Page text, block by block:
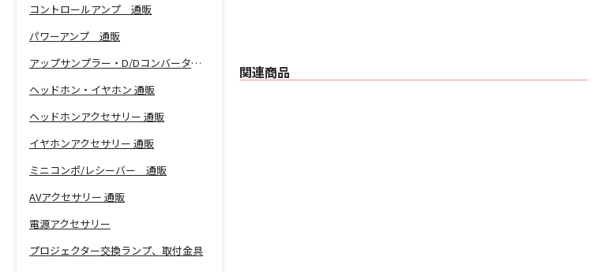
コントロールアンプ 通販
パワーアンプ 通販
アップサンプラー・D/Dコンバーター 通販
ヘッドホン・イヤホン 通販
ヘッドホンアクセサリー 通販
イヤホンアクセサリー 通販
ミニコンポ/レシーバー 通販
AVアクセサリー 通販
電源アクセサリー
プロジェクター交換ランプ、取付金具
関連商品